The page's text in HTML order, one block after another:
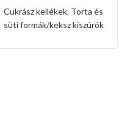
kiszúró készlet
nyuszi és maci
alakkal
Cukrász kellékek, Torta és
süti formák/keksz kiszúrók